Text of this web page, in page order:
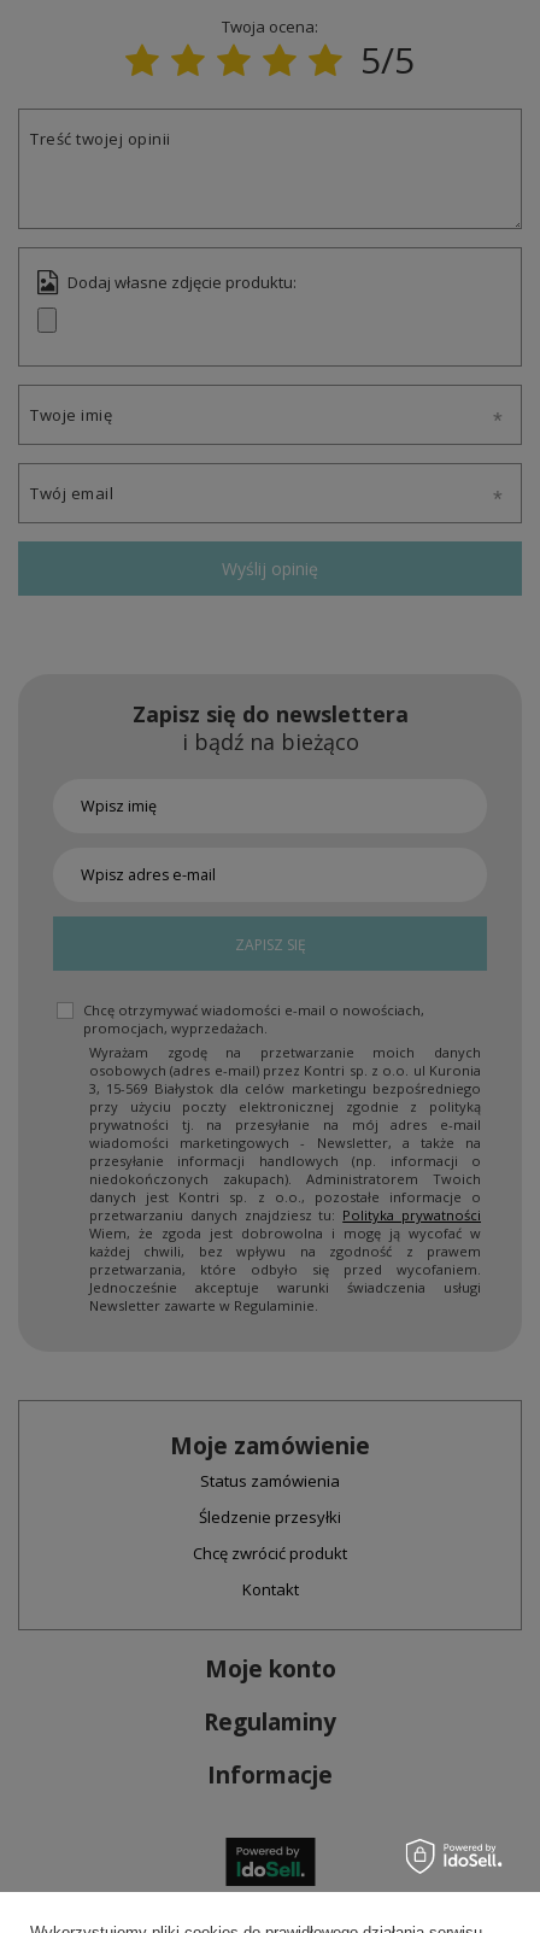
Twoja ocena:
5/5
Treść twojej opinii
Dodaj własne zdjęcie produktu:
Twoje imię
Twój email
Wyślij opinię
Zapisz się do newslettera
i bądź na bieżąco
ZAPISZ SIĘ
Chcę otrzymywać wiadomości e-mail o nowościach,
promocjach, wyprzedażach.
Wyrażam zgodę na przetwarzanie moich danych
osobowych (adres e-mail) przez Kontri sp. z o.o. ul Kuronia
3, 15-569 Białystok dla celów marketingu bezpośredniego
przy użyciu poczty elektronicznej zgodnie z polityką
prywatności tj. na przesyłanie na mój adres e-mail
wiadomości marketingowych - Newsletter, a także na
przesyłanie informacji handlowych (np. informacji o
niedokończonych zakupach). Administratorem Twoich
danych jest Kontri sp. z o.o., pozostałe informacje o
przetwarzaniu danych znajdziesz tu: Polityka prywatności
Wiem, że zgoda jest dobrowolna i mogę ją wycofać w
każdej chwili, bez wpływu na zgodność z prawem
przetwarzania, które odbyło się przed wycofaniem.
Jednocześnie akceptuje warunki świadczenia usługi
Newsletter zawarte w Regulaminie.
Moje zamówienie
Status zamówienia
Śledzenie przesyłki
Chcę zwrócić produkt
Kontakt
Moje konto
Regulaminy
Informacje
Bezpieczne płatności